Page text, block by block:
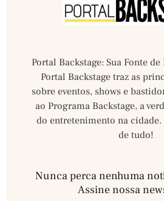
Portal Backstage: Sua Fonte
Portal Backstage traz as
sobre eventos, shows e
ao Programa Backstage, a
do entretenimento na
de tudo!
Nunca perca nenhuma
Assine nossa